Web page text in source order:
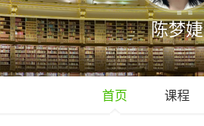
陈梦婕
首页 课程